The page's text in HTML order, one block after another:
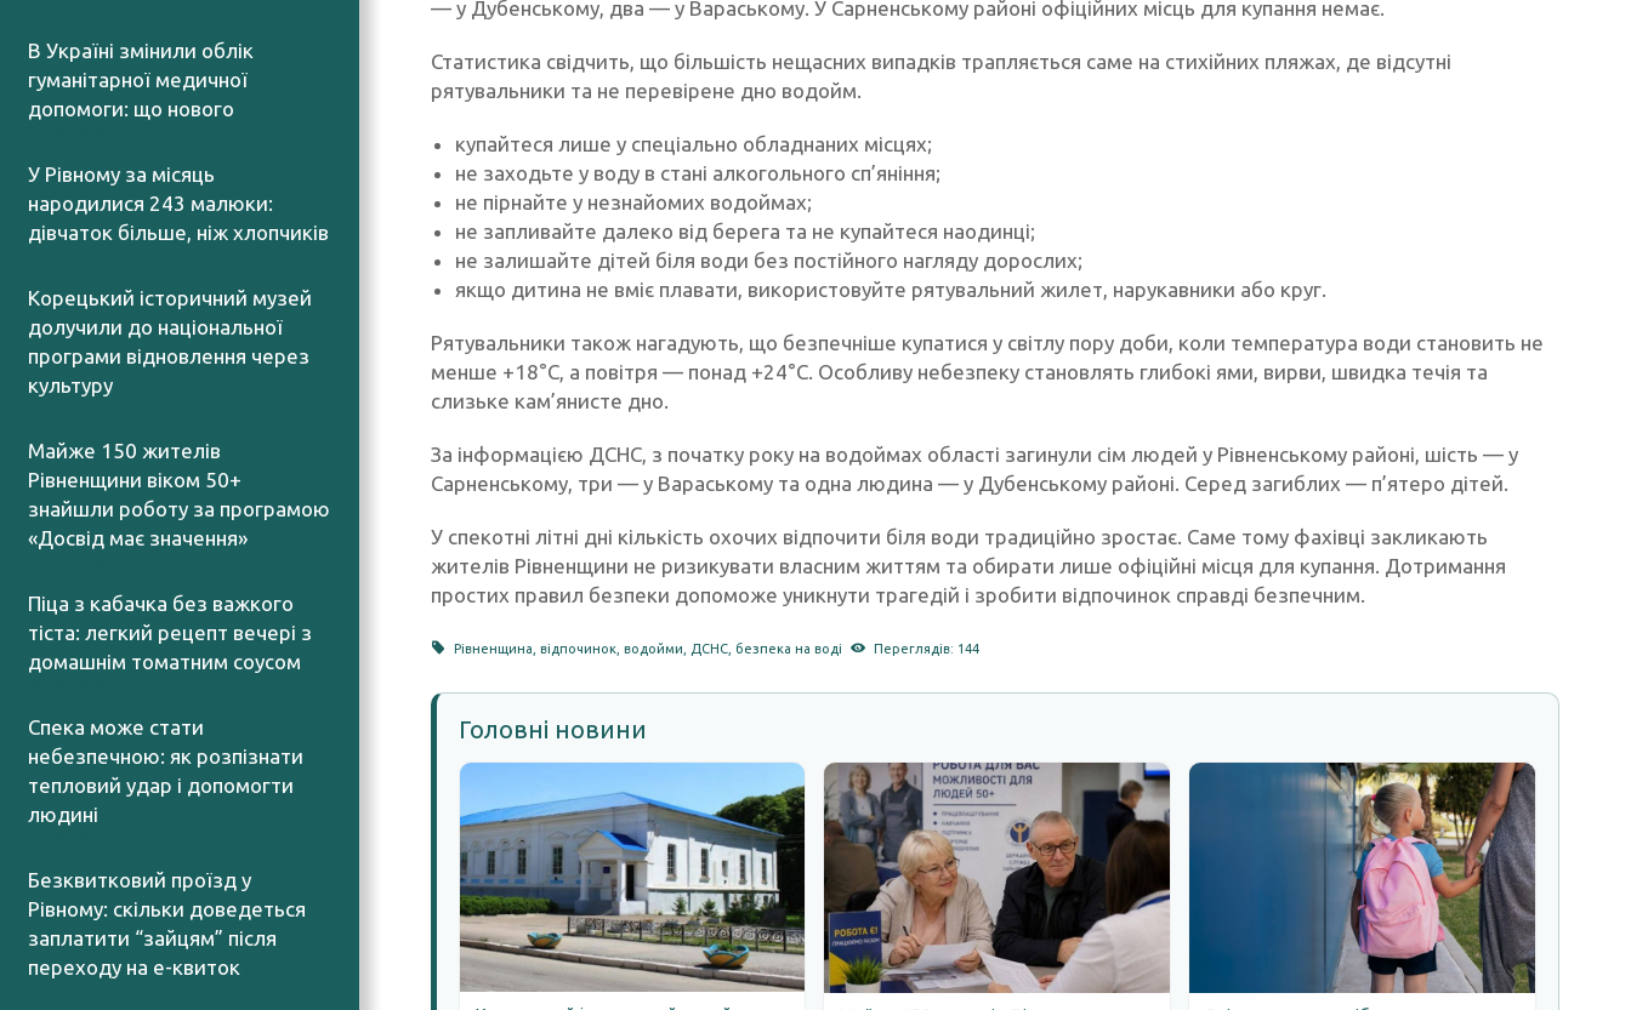
В Україні змінили облік
гуманітарної медичної
допомоги: що нового
У Рівному за місяць
народилися 243 малюки:
дівчаток більше, ніж хлопчиків
Корецький історичний музей
долучили до національної
програми відновлення через
культуру
Майже 150 жителів
Рівненщини віком 50+
знайшли роботу за програмою
«Досвід має значення»
Піца з кабачка без важкого
тіста: легкий рецепт вечері з
домашнім томатним соусом
Спека може стати
небезпечною: як розпізнати
тепловий удар і допомогти
людині
Безквитковий проїзд у
Рівному: скільки доведеться
заплатити “зайцям” після
переходу на е-квиток
— у Дубенському, два — у Вараському. У Сарненському районі офіційних місць для купання немає.
Статистика свідчить, що більшість нещасних випадків трапляється саме на стихійних пляжах, де відсутні
рятувальники та не перевірене дно водойм.
купайтеся лише у спеціально обладнаних місцях;
не заходьте у воду в стані алкогольного сп’яніння;
не пірнайте у незнайомих водоймах;
не запливайте далеко від берега та не купайтеся наодинці;
не залишайте дітей біля води без постійного нагляду дорослих;
якщо дитина не вміє плавати, використовуйте рятувальний жилет, нарукавники або круг.
Рятувальники також нагадують, що безпечніше купатися у світлу пору доби, коли температура води становить не
менше +18°C, а повітря — понад +24°C. Особливу небезпеку становлять глибокі ями, вирви, швидка течія та
слизьке кам’янисте дно.
За інформацією ДСНС, з початку року на водоймах області загинули сім людей у Рівненському районі, шість — у
Сарненському, три — у Вараському та одна людина — у Дубенському районі. Серед загиблих — п’ятеро дітей.
У спекотні літні дні кількість охочих відпочити біля води традиційно зростає. Саме тому фахівці закликають
жителів Рівненщини не ризикувати власним життям та обирати лише офіційні місця для купання. Дотримання
простих правил безпеки допоможе уникнути трагедій і зробити відпочинок справді безпечним.
Рівненщина ,відпочинок ,водойми ДСНС ,безпека на воді Переглядів: 144
Головні новини